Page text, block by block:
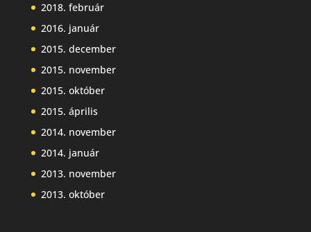
2018. február
2016. január
2015. december
2015. november
2015. október
2015. április
2014. november
2014. január
2013. november
2013. október